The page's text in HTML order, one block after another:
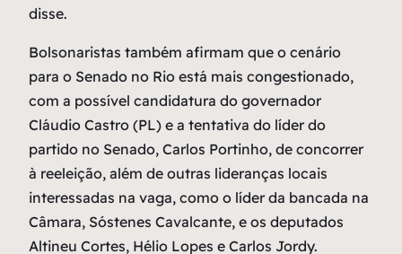
disse.
Bolsonaristas também afirmam que o cenário
para o Senado no Rio está mais congestionado,
com a possível candidatura do governador
Cláudio Castro (PL) e a tentativa do líder do
partido no Senado, Carlos Portinho, de concorrer
à reeleição, além de outras lideranças locais
interessadas na vaga, como o líder da bancada na
Câmara, Sóstenes Cavalcante, e os deputados
Altineu Cortes, Hélio Lopes e Carlos Jordy.